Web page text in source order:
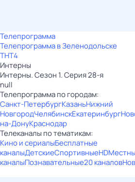
Телепрограмма
Телепрограмма в Зеленодольске
ТНТ4
Интерны
Интерны. Сезон 1. Серия 28-я
null
Телепрограмма по городам:
Санкт-ПетербургКазаньНижний
НовгородЧелябинскЕкатеринбург
на-ДонуКраснодар
Телеканалы по тематикам:
Кино и сериалыБесплатные
каналыДетскиеСпортивныеHD
каналыПознавательные20 каналов